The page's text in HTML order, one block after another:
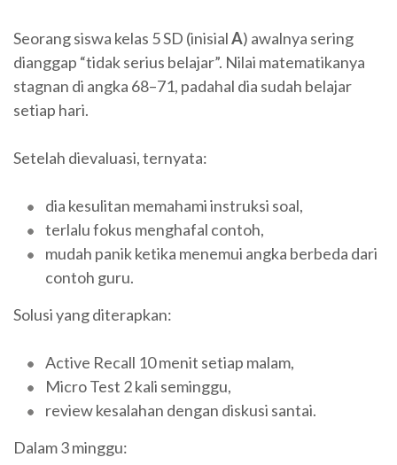
Seorang siswa kelas 5 SD (inisialA) awalnya sering
dianggap “tidak serius belajar”. Nilai matematikanya
stagnan di angka 68–71, padahal dia sudah belajar
setiap hari.
Setelah dievaluasi, ternyata:
dia kesulitan memahami instruksi soal,
terlalu fokus menghafal contoh,
mudah panik ketika menemui angka berbeda dari
contoh guru.
Solusi yang diterapkan:
Active Recall 10 menit setiap malam,
Micro Test 2 kali seminggu,
review kesalahan dengan diskusi santai.
Dalam 3 minggu: